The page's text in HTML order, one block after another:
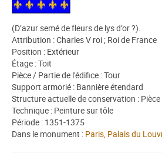
(D’azur semé de fleurs de lys d’or ?).
Attribution : Charles V roi ; Roi de France
Position : Extérieur
Étage : Toit
Pièce / Partie de l'édifice : Tour
Support armorié : Bannière étendard
Structure actuelle de conservation :
Technique : Peinture sur tôle
Période : 1351-1375
Dans le monument : Paris, Palais du